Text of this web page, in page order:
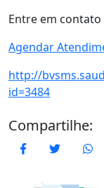
Entre em
Agendar
http://
id=3484
Compartilhe:
FacebookTwitter